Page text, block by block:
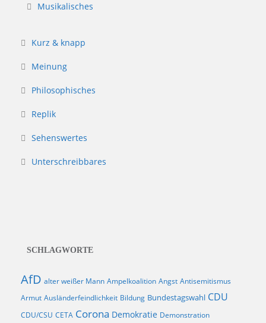
Musikalisches
Kurz & knapp
Meinung
Philosophisches
Replik
Sehenswertes
Unterschreibbares
SCHLAGWORTE
AfD alter weißer Mann Ampelkoalition Angst Antisemitismus
Armut Ausländerfeindlichkeit Bildung Bundestagswahl CDU
CDU/CSU CETA Corona Demokratie Demonstration